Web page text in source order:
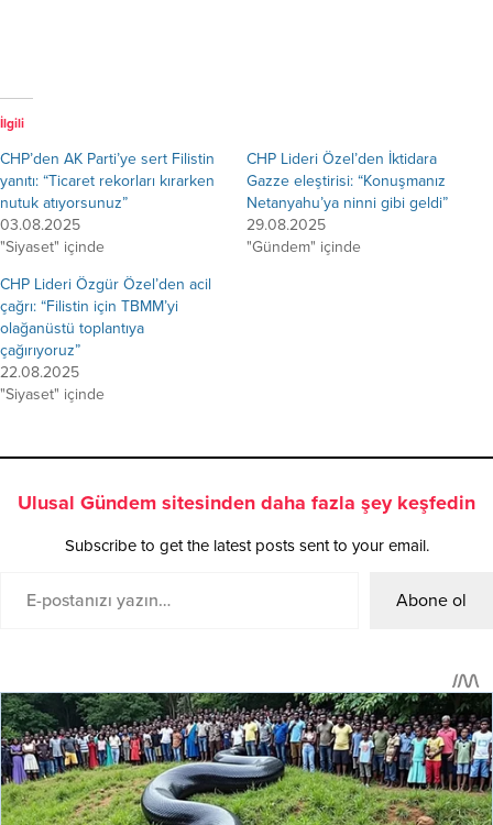
İlgili
CHP’den AK Parti’ye sert Filistin
yanıtı: “Ticaret rekorları kırarken
nutuk atıyorsunuz”
03.08.2025
"Siyaset" içinde
CHP Lideri Özel’den İktidara
Gazze eleştirisi: “Konuşmanız
Netanyahu’ya ninni gibi geldi”
29.08.2025
"Gündem" içinde
CHP Lideri Özgür Özel’den acil
çağrı: “Filistin için TBMM’yi
olağanüstü toplantıya
çağırıyoruz”
22.08.2025
"Siyaset" içinde
Ulusal Gündem sitesinden daha fazla şey keşfedin
Subscribe to get the latest posts sent to your email.
Abone ol